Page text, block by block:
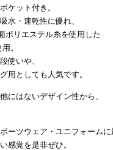
ケット付き。
水・速乾性に優れ、
ポリエステル糸を使用した
用。
使いや、
用としても人気です。
にはないデザイン性から、
ーツウェア・ユニフォーム
感覚を是非ぜひ。